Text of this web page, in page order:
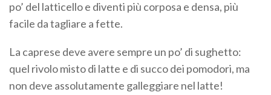
po’ del latticello e diventi più corposa e densa, più
facile da tagliare a fette.
La caprese deve avere sempre un po’ di sughetto:
quel rivolo misto di latte e di succo dei pomodori, ma
non deve assolutamente galleggiare nel latte!